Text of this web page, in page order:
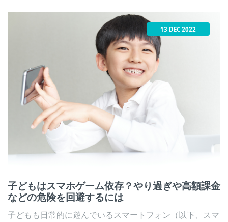
13 DEC 2022
子どもはスマホゲーム依存？やり過ぎや高額課金
などの危険を回避するには
子どもも日常的に遊んでいるスマートフォン（以下、スマ